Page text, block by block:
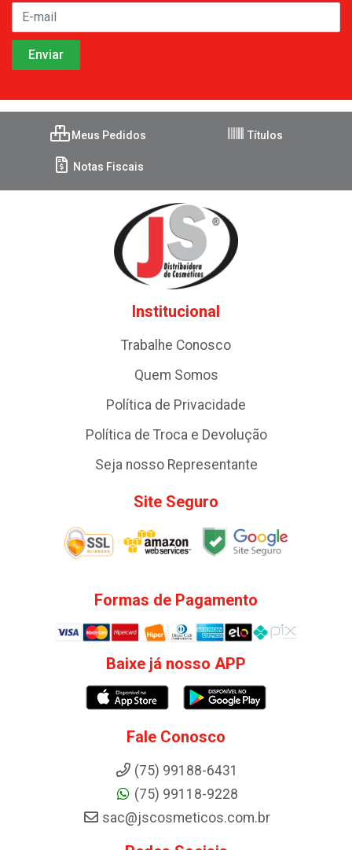
Meus Pedidos Títulos
Notas Fiscais
Institucional
Trabalhe Conosco
Quem Somos
Política de Privacidade
Política de Troca e Devolução
Seja nosso Representante
Site Seguro
Formas de Pagamento
Baixe já nosso APP
Fale Conosco
(75) 99188-6431
(75) 99118-9228
sac@jscosmeticos.com.br